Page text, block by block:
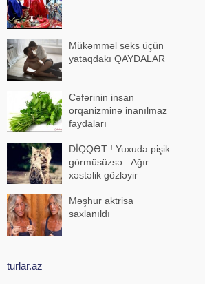
Mükəmməl seks üçün
yataqdakı QAYDALAR
Cəfərinin insan
orqanizminə inanılmaz
faydaları
DİQQƏT ! Yuxuda pişik
görmüsüzsə ..Ağır
xəstəlik gözləyir
Məşhur aktrisa
saxlanıldı
turlar.az